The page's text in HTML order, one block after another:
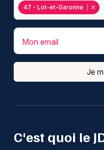
C'est quoi le
47 - Lot-et-Garonne
Mon email
Je